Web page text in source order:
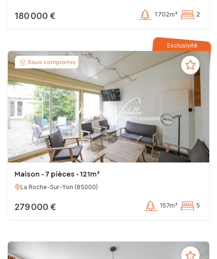
180 000 € 1 702m² 2
Exclusivité
Sous compromis
Maison - 7 pièces - 121m²
La Roche-Sur-Yon (85000)
279 000 € 157m² 5